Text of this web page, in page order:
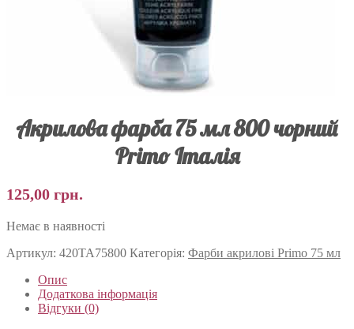
Акрилова фарба 75 мл 800 чорний
Primo Італія
125,00 грн.
Немає в наявності
Артикул: 420TA75800 Категорія: Фарби акрилові Primo 75 мл
Опис
Додаткова інформація
Відгуки (0)